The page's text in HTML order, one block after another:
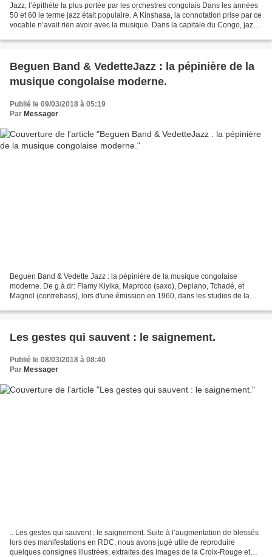
Jazz, l’épithète la plus portée par les orchestres congolais Dans les années
50 et 60 le terme jazz était populaire. A Kinshasa, la connotation prise par ce
vocable n’avait rien avoir avec la musique. Dans la capitale du Congo, jazz
Beguen Band & VedetteJazz : la pépinière de la
musique congolaise moderne.
Publié le 09/03/2018 à 05:19
Par Messager
Beguen Band & Vedette Jazz : la pépinière de la musique congolaise
moderne. De g.à.dr: Flamy Kiyika, Maproco (saxo), Depiano, Tchadé, et
Magnol (contrebass), lors d'une émission en 1960, dans les studios de la
Les gestes qui sauvent : le saignement.
Publié le 08/03/2018 à 08:40
Par Messager
.. Les gestes qui sauvent : le saignement. Suite à l’augmentation de blessés
lors des manifestations en RDC, nous avons jugé utile de reproduire
quelques consignes illustrées, extraites des images de la Croix-Rouge et